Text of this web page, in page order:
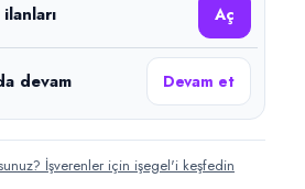
Aç
devam Devam et
İşverenler için işegel'i keşfedin